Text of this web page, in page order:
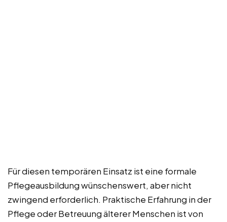
Für diesen temporären Einsatz ist eine formale
Pflegeausbildung wünschenswert, aber nicht
zwingend erforderlich. Praktische Erfahrung in der
Pflege oder Betreuung älterer Menschen ist von